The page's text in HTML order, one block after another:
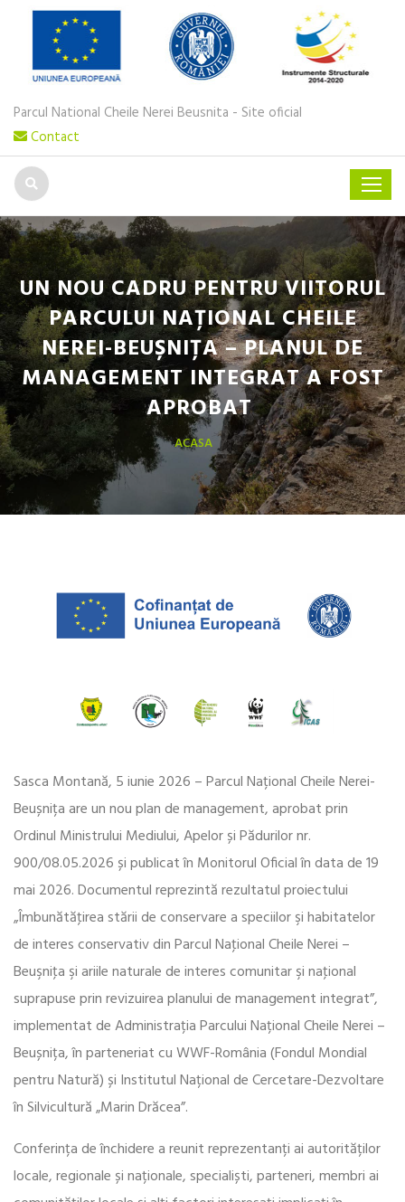
Parcul National Cheile Nerei Beusnita - Site oficial
Contact
UN NOU CADRU PENTRU VIITORUL
PARCULUI NAȚIONAL CHEILE
NEREI-BEUȘNIȚA – PLANUL DE
MANAGEMENT INTEGRAT A FOST
APROBAT
ACASA
Sasca Montană, 5 iunie 2026 – Parcul Național Cheile Nerei-
Beușnița are un nou plan de management, aprobat prin
Ordinul Ministrului Mediului, Apelor și Pădurilor nr.
900/08.05.2026 și publicat în Monitorul Oficial în data de 19
mai 2026. Documentul reprezintă rezultatul proiectului
„Îmbunătăţirea stării de conservare a speciilor şi habitatelor
de interes conservativ din Parcul Naţional Cheile Nerei –
Beuşniţa şi ariile naturale de interes comunitar şi naţional
suprapuse prin revizuirea planului de management integrat”,
implementat de Administrația Parcului Național Cheile Nerei –
Beușnița, în parteneriat cu WWF-România (Fondul Mondial
pentru Natură) și Institutul Național de Cercetare-Dezvoltare
în Silvicultură „Marin Drăcea”.
Conferința de închidere a reunit reprezentanți ai autorităților
locale, regionale și naționale, specialiști, parteneri, membri ai